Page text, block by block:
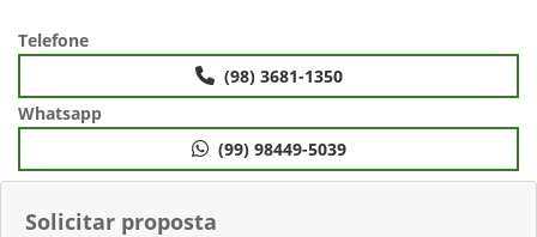
Solicitar proposta
Telefone
(98) 3681-1350
Whatsapp
(99) 98449-5039